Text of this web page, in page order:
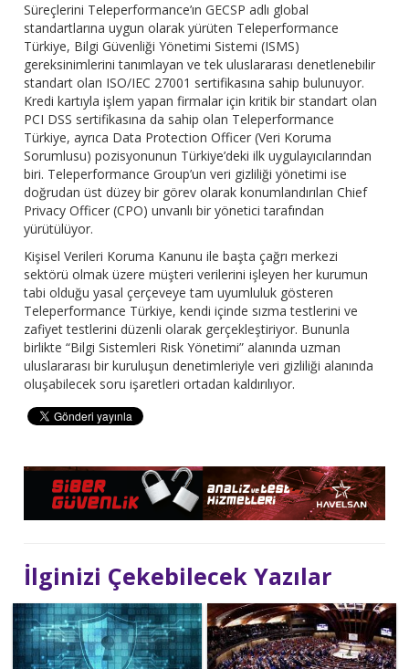
Süreçlerini Teleperformance’ın GECSP adlı global
standartlarına uygun olarak yürüten Teleperformance
Türkiye, Bilgi Güvenliği Yönetimi Sistemi (ISMS)
gereksinimlerini tanımlayan ve tek uluslararası denetlenebilir
standart olan ISO/IEC 27001 sertifikasına sahip bulunuyor.
Kredi kartıyla işlem yapan firmalar için kritik bir standart olan
PCI DSS sertifikasına da sahip olan Teleperformance
Türkiye, ayrıca Data Protection Officer (Veri Koruma
Sorumlusu) pozisyonunun Türkiye’deki ilk uygulayıcılarından
biri. Teleperformance Group’un veri gizliliği yönetimi ise
doğrudan üst düzey bir görev olarak konumlandırılan Chief
Privacy Officer (CPO) unvanlı bir yönetici tarafından
yürütülüyor.
Kişisel Verileri Koruma Kanunu ile başta çağrı merkezi
sektörü olmak üzere müşteri verilerini işleyen her kurumun
tabi olduğu yasal çerçeveye tam uyumluluk gösteren
Teleperformance Türkiye, kendi içinde sızma testlerini ve
zafiyet testlerini düzenli olarak gerçekleştiriyor. Bununla
birlikte “Bilgi Sistemleri Risk Yönetimi” alanında uzman
uluslararası bir kuruluşun denetimleriyle veri gizliliği alanında
oluşabilecek soru işaretleri ortadan kaldırılıyor.
İlginizi Çekebilecek Yazılar